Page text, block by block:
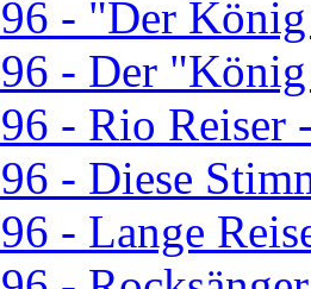
- "Der
- Der
- Rio Reiser
- Diese
- Lange